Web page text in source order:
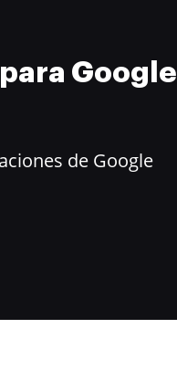
Google
de Google